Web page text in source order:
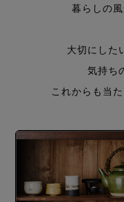
暮らしの
大切にした
気持ち
これからも当